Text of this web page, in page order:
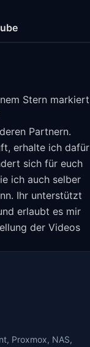
Stern markiert
Partnern.
erhalte ich dafür
sich für euch
ich auch selber
Ihr unterstützt
erlaubt es mir
der Videos
Proxmox, NAS,